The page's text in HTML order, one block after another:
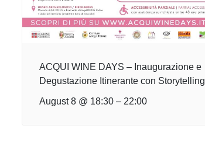
ACQUI WINE DAYS – Inaugurazione e
Degustazione Itinerante con Storytelling
August 8 @ 18:30– 22:00